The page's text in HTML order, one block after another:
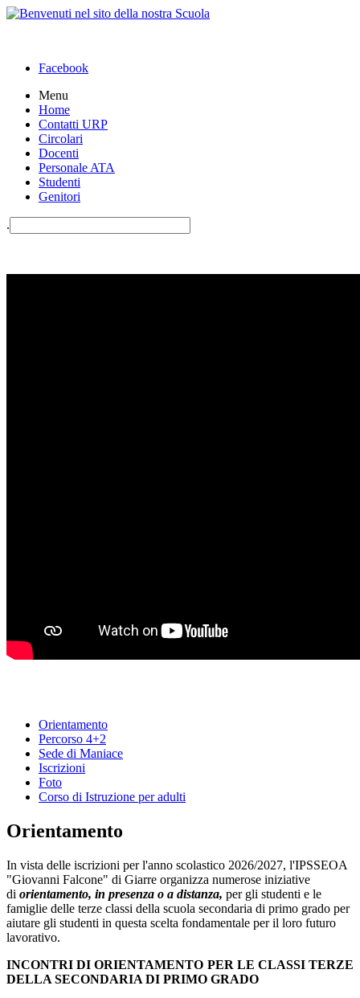
Facebook
Menu
Home
Contatti URP
Circolari
Docenti
Personale ATA
Studenti
Genitori
.
Orientamento
Percorso 4+2
Sede di Maniace
Iscrizioni
Foto
Corso di Istruzione per adulti
Orientamento
In vista delle iscrizioni per l'anno scolastico 2026/2027, l'IPSSEOA
"Giovanni Falcone" di Giarre organizza numerose iniziative
di orientamento, in presenza o a distanza, per gli studenti e le
famiglie delle terze classi della scuola secondaria di primo grado per
aiutare gli studenti in questa scelta fondamentale per il loro futuro
lavorativo.
INCONTRI DI ORIENTAMENTO PER LE CLASSI TERZE
DELLA SECONDARIA DI PRIMO GRADO